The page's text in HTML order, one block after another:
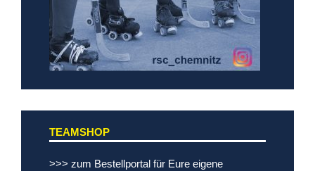
TEAMSHOP
>>> zum Bestellportal für Eure eigene